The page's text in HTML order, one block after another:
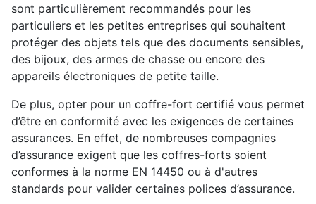
sont particulièrement recommandés pour les
particuliers et les petites entreprises qui souhaitent
protéger des objets tels que des documents sensibles,
des bijoux, des armes de chasse ou encore des
appareils électroniques de petite taille.
De plus, opter pour un coffre-fort certifié vous permet
d’être en conformité avec les exigences de certaines
assurances. En effet, de nombreuses compagnies
d’assurance exigent que les coffres-forts soient
conformes à la norme EN 14450 ou à d'autres
standards pour valider certaines polices d’assurance.